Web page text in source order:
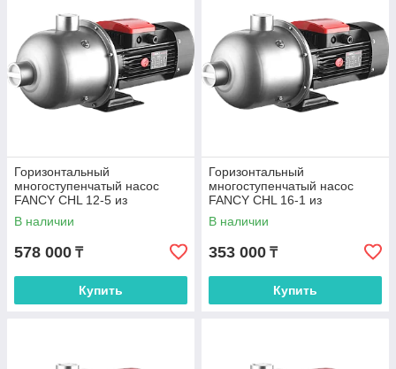
Горизонтальный
многоступенчатый насос
FANCY CHL 12-5 из
нержавеющей стали
В наличии
578 000 ₸
Купить
Горизонтальный
многоступенчатый насос
FANCY CHL 16-1 из
нержавеющей стали
В наличии
353 000 ₸
Купить